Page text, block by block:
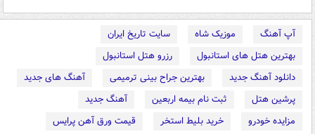
آپ آهنگ موزیک شاه
سایت تاریخ ایران
بهترین هتل های استانبول
رزرو هتل استانبول
دانلود آهنگ جدید
بهترین جراح بینی ترمیمی
آهنگ های جدید
پرشین هتل
ثبت نام بیمه اربعین
آهنگ جدید
مزایده خودرو
خرید بلیط استخر
قیمت ورق آهن پرایس